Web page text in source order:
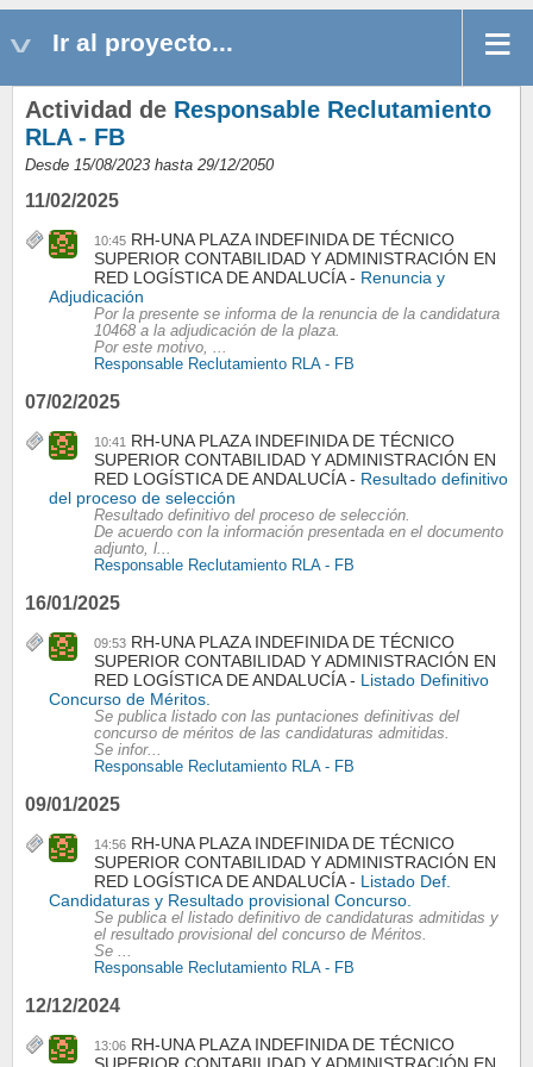
Ir al proyecto...
Actividad de Responsable Reclutamiento
RLA - FB
Desde 15/08/2023 hasta 29/12/2050
11/02/2025
10:45 RH-UNA PLAZA INDEFINIDA DE TÉCNICO
SUPERIOR CONTABILIDAD Y ADMINISTRACIÓN EN
RED LOGÍSTICA DE ANDALUCÍA
Renuncia y
Adjudicación
Por la presente se informa de la renuncia de la candidatura
10468 a la adjudicación de la plaza.
Por este motivo, ...
Responsable Reclutamiento RLA - FB
07/02/2025
10:41 RH-UNA PLAZA INDEFINIDA DE TÉCNICO
SUPERIOR CONTABILIDAD Y ADMINISTRACIÓN EN
RED LOGÍSTICA DE ANDALUCÍA
Resultado definitivo
del proceso de selección
Resultado definitivo del proceso de selección.
De acuerdo con la información presentada en el documento
adjunto, l...
Responsable Reclutamiento RLA - FB
16/01/2025
09:53 RH-UNA PLAZA INDEFINIDA DE TÉCNICO
SUPERIOR CONTABILIDAD Y ADMINISTRACIÓN EN
RED LOGÍSTICA DE ANDALUCÍA
Listado Definitivo
Concurso de Méritos.
Se publica listado con las puntaciones definitivas del
concurso de méritos de las candidaturas admitidas.
Se infor...
Responsable Reclutamiento RLA - FB
09/01/2025
14:56 RH-UNA PLAZA INDEFINIDA DE TÉCNICO
SUPERIOR CONTABILIDAD Y ADMINISTRACIÓN EN
RED LOGÍSTICA DE ANDALUCÍA
Listado Def.
Candidaturas y Resultado provisional Concurso.
Se publica el listado definitivo de candidaturas admitidas y
el resultado provisional del concurso de Méritos.
Se ...
Responsable Reclutamiento RLA - FB
12/12/2024
13:06 RH-UNA PLAZA INDEFINIDA DE TÉCNICO